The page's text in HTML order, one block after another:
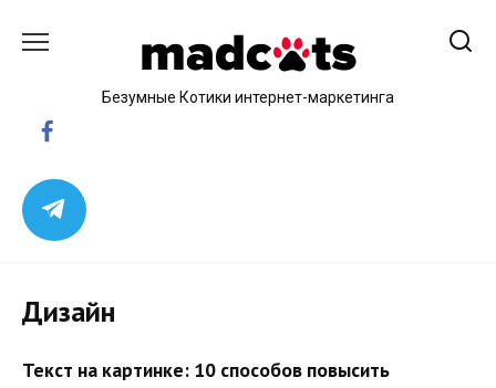
Безумные Котики интернет-маркетинга
Дизайн
Текст на картинке: 10 способов повысить